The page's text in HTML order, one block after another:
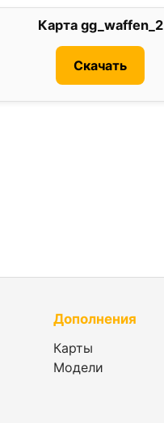
Карта gg_waffen_2
Скачать
Дополнения
Карты
Модели